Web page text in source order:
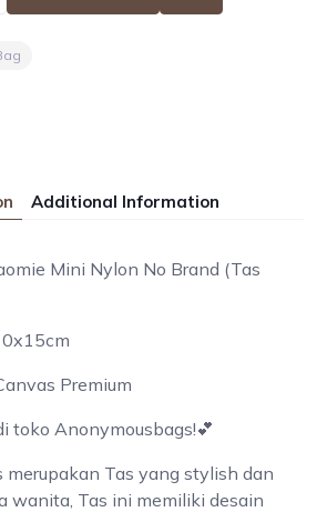
Additional Information
Mini Nylon No Brand (Tas
Premium
toko Anonymousbags!💕
merupakan Tas yang stylish dan
wanita, Tas ini memiliki desain